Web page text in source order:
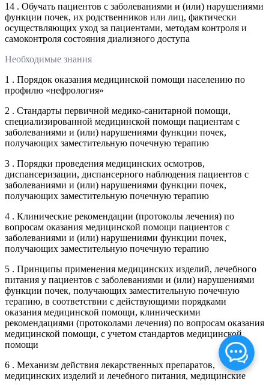
14 . Обучать пациентов с заболеваниями и (или) нарушениями
функции почек, их родственников или лиц, фактически
осуществляющих уход за пациентами, методам контроля и
самоконтроля состояния диализного доступа
Необходимые знания
1 . Порядок оказания медицинской помощи населению по
профилю «нефрология»
2 . Стандарты первичной медико-санитарной помощи,
специализированной медицинской помощи пациентам с
заболеваниями и (или) нарушениями функции почек,
получающих заместительную почечную терапию
3 . Порядки проведения медицинских осмотров,
диспансеризации, диспансерного наблюдения пациентов с
заболеваниями и (или) нарушениями функции почек,
получающих заместительную почечную терапию
4 . Клинические рекомендации (протоколы лечения) по
вопросам оказания медицинской помощи пациентов с
заболеваниями и (или) нарушениями функции почек,
получающих заместительную почечную терапию
5 . Принципы применения медицинских изделий, лечебного
питания у пациентов с заболеваниями и (или) нарушениями
функции почек, получающих заместительную почечную
терапию, в соответствии с действующими порядками
оказания медицинской помощи, клиническими
рекомендациями (протоколами лечения) по вопросам оказания
медицинской помощи, с учетом стандартов медицинской
помощи
6 . Механизм действия лекарственных препаратов,
медицинских изделий и лечебного питания, медицинские